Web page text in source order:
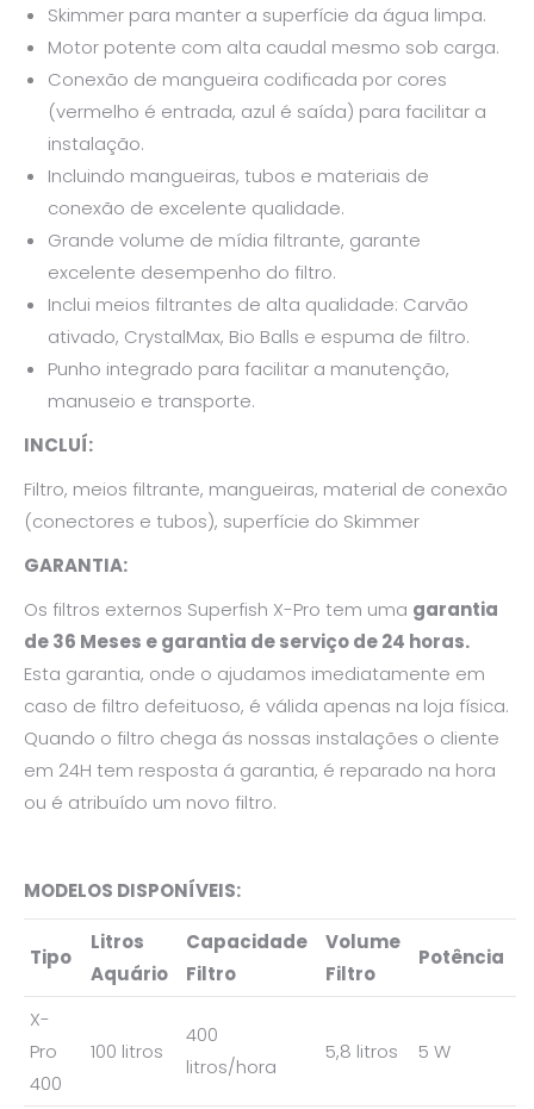
Skimmer para manter a superfície da água limpa.
Motor potente com alta caudal mesmo sob carga.
Conexão de mangueira codificada por cores
(vermelho é entrada, azul é saída) para facilitar a
instalação.
Incluindo mangueiras, tubos e materiais de
conexão de excelente qualidade.
Grande volume de mídia filtrante, garante
excelente desempenho do filtro.
Inclui meios filtrantes de alta qualidade: Carvão
ativado, CrystalMax, Bio Balls e espuma de filtro.
Punho integrado para facilitar a manutenção,
manuseio e transporte.
INCLUÍ:
Filtro, meios filtrante, mangueiras, material de conexão
(conectores e tubos), superfície do Skimmer
GARANTIA:
Os filtros externos Superfish X-Pro tem uma garantia
de 36 Meses e garantia de serviço de 24 horas.
Esta garantia, onde o ajudamos imediatamente em
caso de filtro defeituoso, é válida apenas na loja física.
Quando o filtro chega ás nossas instalações o cliente
em 24H tem resposta á garantia, é reparado na hora
ou é atribuído um novo filtro.
MODELOS DISPONÍVEIS:
Tipo
Litros
Aquário
Capacidade
Filtro
Volume
Filtro
Potência
X-
Pro
400
100 litros
400
litros/hora
5,8 litros 5 W